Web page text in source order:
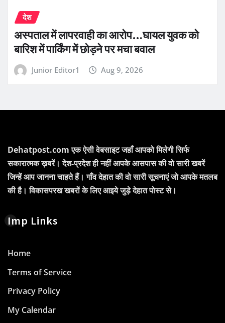
देश
अस्पताल में लापरवाही का आरोप…घायल युवक को
बारिश में पार्किंग में छोड़ने पर मचा बवाल
Junior Editor1 Aug 9, 2026
Dehatpost.com एक ऐसी वेबसाइट जहाँ आपको मिलेगी सिर्फ
सकारात्मक ख़बरें। देश-प्रदेश ही नहीं आपके आसपास की वो सारी खबरें
जिन्हें आप जानना चाहते हैं। गाँव देहात की वो सारी सूचनाएं जो आपके मतलब
की है। विकासपरख खबरों के लिए आइये जुड़े देहात पोस्ट से।
Imp Links
Home
Terms of Service
Privacy Policy
My Calendar